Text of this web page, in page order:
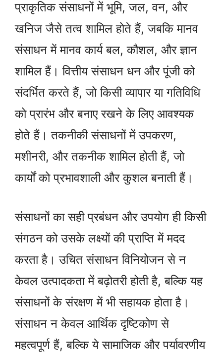
प्राकृतिक संसाधनों में भूमि, जल, वन, और
खनिज जैसे तत्व शामिल होते हैं, जबकि मानव
संसाधन में मानव कार्य बल, कौशल, और ज्ञान
शामिल हैं। वित्तीय संसाधन धन और पूंजी को
संदर्भित करते हैं, जो किसी व्यापार या गतिविधि
को प्रारंभ और बनाए रखने के लिए आवश्यक
होते हैं। तकनीकी संसाधनों में उपकरण,
मशीनरी, और तकनीक शामिल होती हैं, जो
कार्यों को प्रभावशाली और कुशल बनाती हैं।
संसाधनों का सही प्रबंधन और उपयोग ही किसी
संगठन को उसके लक्ष्यों की प्राप्ति में मदद
करता है। उचित संसाधन विनियोजन से न
केवल उत्पादकता में बढ़ोतरी होती है, बल्कि यह
संसाधनों के संरक्षण में भी सहायक होता है।
संसाधन न केवल आर्थिक दृष्टिकोण से
महत्वपूर्ण हैं, बल्कि ये सामाजिक और पर्यावरणीय